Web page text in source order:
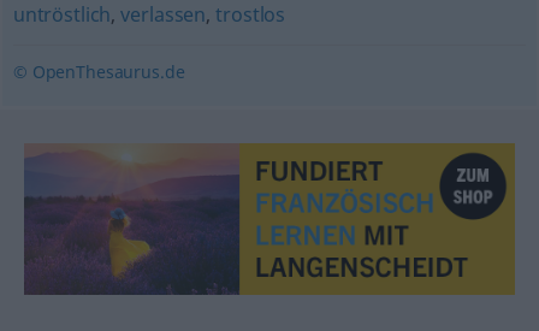
untröstlich,verlassen,trostlos
© OpenThesaurus.de